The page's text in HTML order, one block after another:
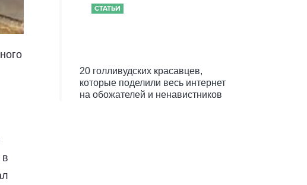
СТАТЬИ
20 голливудских красавцев,
которые поделили весь интернет
на обожателей и ненавистников